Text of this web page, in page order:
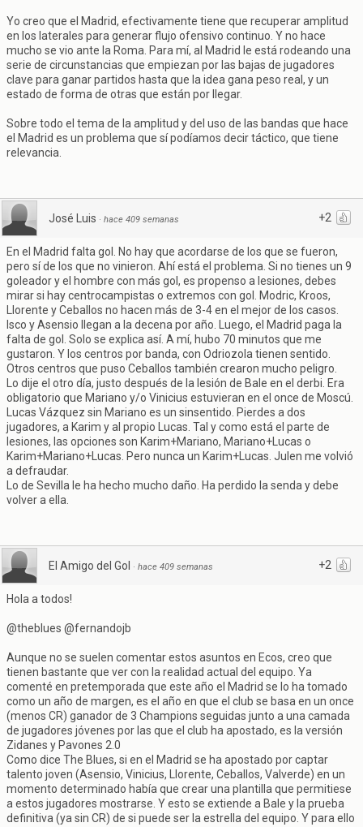
Yo creo que el Madrid, efectivamente tiene que recuperar amplitud
en los laterales para generar flujo ofensivo continuo. Y no hace
mucho se vio ante la Roma. Para mí, al Madrid le está rodeando una
serie de circunstancias que empiezan por las bajas de jugadores
clave para ganar partidos hasta que la idea gana peso real, y un
estado de forma de otras que están por llegar.
Sobre todo el tema de la amplitud y del uso de las bandas que hace
el Madrid es un problema que sí podíamos decir táctico, que tiene
relevancia.
+2
José Luis · hace 409 semanas
En el Madrid falta gol. No hay que acordarse de los que se fueron,
pero sí de los que no vinieron. Ahí está el problema. Si no tienes un 9
goleador y el hombre con más gol, es propenso a lesiones, debes
mirar si hay centrocampistas o extremos con gol. Modric, Kroos,
Llorente y Ceballos no hacen más de 3-4 en el mejor de los casos.
Isco y Asensio llegan a la decena por año. Luego, el Madrid paga la
falta de gol. Solo se explica así. A mí, hubo 70 minutos que me
gustaron. Y los centros por banda, con Odriozola tienen sentido.
Otros centros que puso Ceballos también crearon mucho peligro.
Lo dije el otro día, justo después de la lesión de Bale en el derbi. Era
obligatorio que Mariano y/o Vinicius estuvieran en el once de Moscú.
Lucas Vázquez sin Mariano es un sinsentido. Pierdes a dos
jugadores, a Karim y al propio Lucas. Tal y como está el parte de
lesiones, las opciones son Karim+Mariano, Mariano+Lucas o
Karim+Mariano+Lucas. Pero nunca un Karim+Lucas. Julen me volvió
a defraudar.
Lo de Sevilla le ha hecho mucho daño. Ha perdido la senda y debe
volver a ella.
+2
El Amigo del Gol · hace 409 semanas
Hola a todos!
@theblues @fernandojb
Aunque no se suelen comentar estos asuntos en Ecos, creo que
tienen bastante que ver con la realidad actual del equipo. Ya
comenté en pretemporada que este año el Madrid se lo ha tomado
como un año de margen, es el año en que el club se basa en un once
(menos CR) ganador de 3 Champions seguidas junto a una camada
de jugadores jóvenes por las que el club ha apostado, es la versión
Zidanes y Pavones 2.0
Como dice The Blues, si en el Madrid se ha apostado por captar
talento joven (Asensio, Vinicius, Llorente, Ceballos, Valverde) en un
momento determinado había que crear una plantilla que permitiese
a estos jugadores mostrarse. Y esto se extiende a Bale y la prueba
definitiva (ya sin CR) de si puede ser la estrella del equipo. Y para ello